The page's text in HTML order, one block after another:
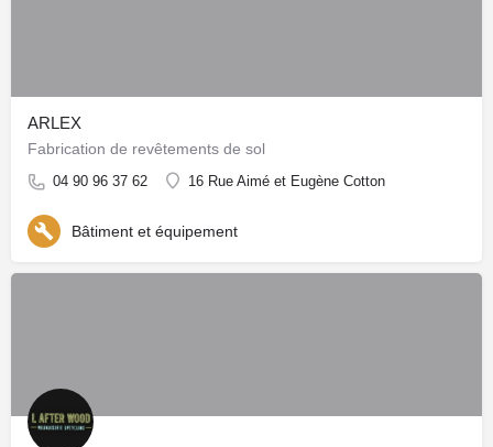
ARLEX
Fabrication de revêtements de sol
04 90 96 37 62 16 Rue Aimé et Eugène Cotton
Bâtiment et équipement